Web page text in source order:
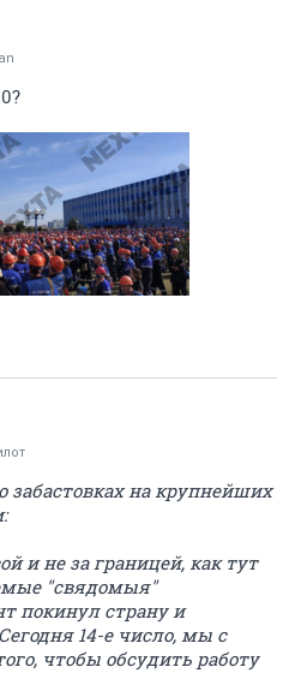
забастовках на крупнейших
и не за границей, как тут
"свядомыя"
покинул страну и
14-е число, мы с
чтобы обсудить работу